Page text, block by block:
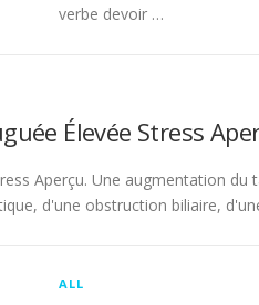
verbe devoir …
Élevée Stress
Aperçu. Une augmentation
d'une obstruction biliaire,
ALL